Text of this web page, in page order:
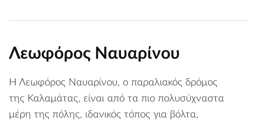
Λεωφόρος Ναυαρίνου
Η Λεωφόρος Ναυαρίνου, ο παραλιακός δρόμος
της Καλαμάτας, είναι από τα πιο πολυσύχναστα
μέρη της πόλης, ιδανικός τόπος για βόλτα,